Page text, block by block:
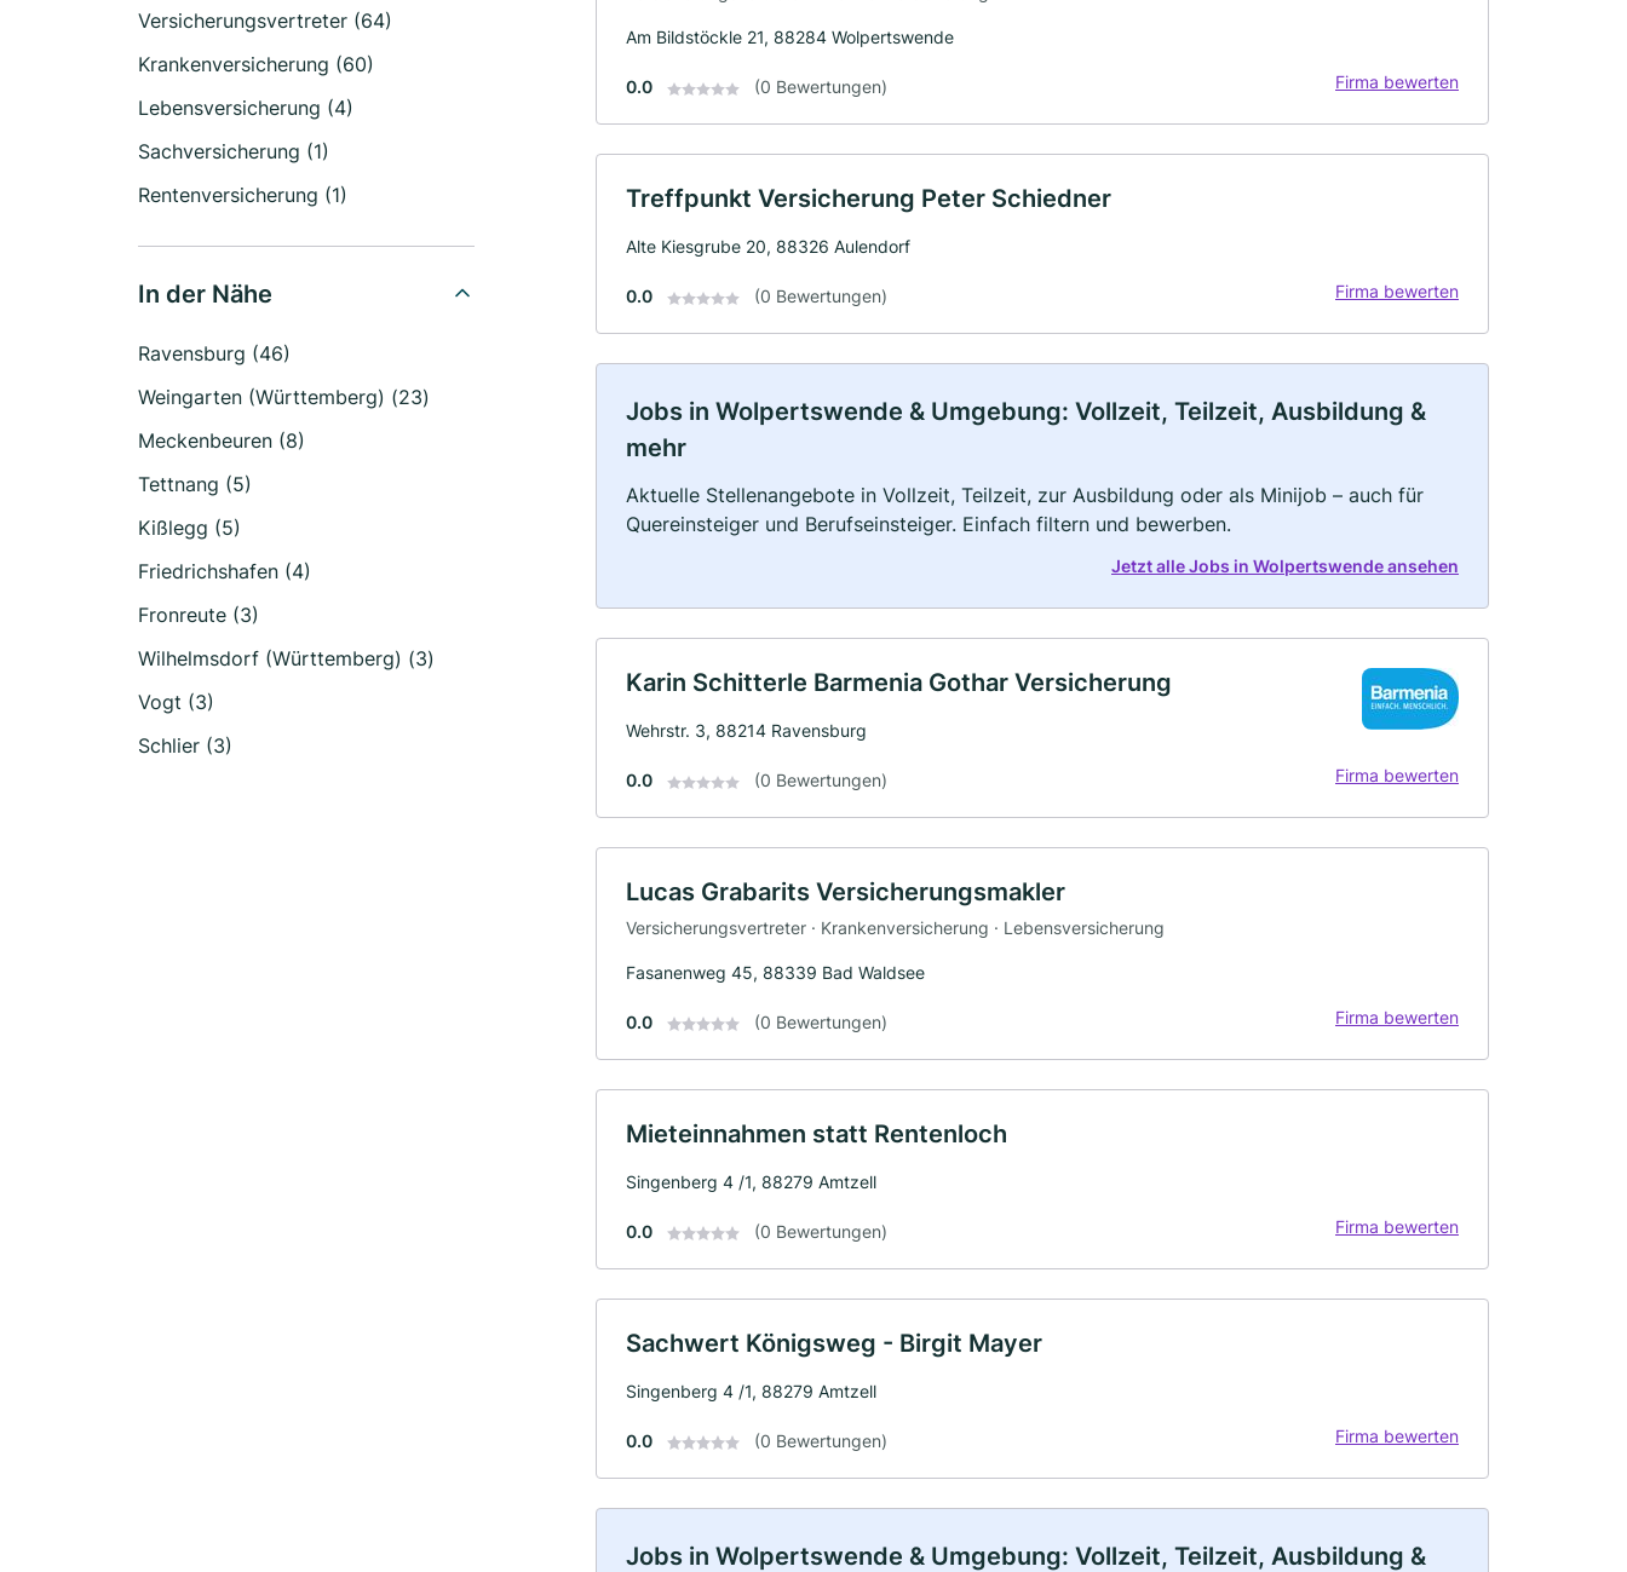
Versicherungsvertreter (64)
Krankenversicherung (60)
Lebensversicherung (4)
Sachversicherung (1)
Rentenversicherung (1)
In der Nähe
Ravensburg (46)
Weingarten (Württemberg) (23)
Meckenbeuren (8)
Tettnang (5)
Kißlegg (5)
Friedrichshafen (4)
Fronreute (3)
Wilhelmsdorf (Württemberg) (3)
Vogt (3)
Schlier (3)
Am Bildstöckle 21, 88284 Wolpertswende
0.0 (0 Bewertungen) Firma bewerten
Treffpunkt Versicherung Peter Schiedner
Alte Kiesgrube 20, 88326 Aulendorf
0.0 (0 Bewertungen) Firma bewerten
Jobs in Wolpertswende & Umgebung: Vollzeit, Teilzeit, Ausbildung &
mehr
Aktuelle Stellenangebote in Vollzeit, Teilzeit, zur Ausbildung oder als Minijob – auch für
Quereinsteiger und Berufseinsteiger. Einfach filtern und bewerben.
Jetzt alle Jobs in Wolpertswende ansehen
Karin Schitterle Barmenia Gothar Versicherung
Wehrstr. 3, 88214 Ravensburg
0.0 (0 Bewertungen) Firma bewerten
Lucas Grabarits Versicherungsmakler
Versicherungsvertreter · Krankenversicherung · Lebensversicherung
Fasanenweg 45, 88339 Bad Waldsee
0.0 (0 Bewertungen) Firma bewerten
Mieteinnahmen statt Rentenloch
Singenberg 4 /1, 88279 Amtzell
0.0 (0 Bewertungen) Firma bewerten
Sachwert Königsweg - Birgit Mayer
Singenberg 4 /1, 88279 Amtzell
0.0 (0 Bewertungen) Firma bewerten
Jobs in Wolpertswende & Umgebung: Vollzeit, Teilzeit, Ausbildung &